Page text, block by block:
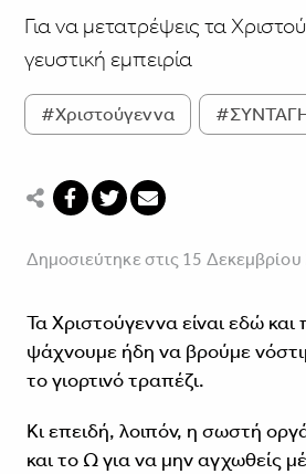
Για να μετατρέψεις τα
γευστική εμπειρία
#Χριστούγεννα
Δημοσιεύτηκε στις 15 Δεκεμβρίου
Τα Χριστούγεννα είναι εδώ
ψάχνουμε ήδη να βρούμε
το γιορτινό τραπέζι.
Κι επειδή, λοιπόν, η σωστή
και το Ω για να μην αγχωθείς